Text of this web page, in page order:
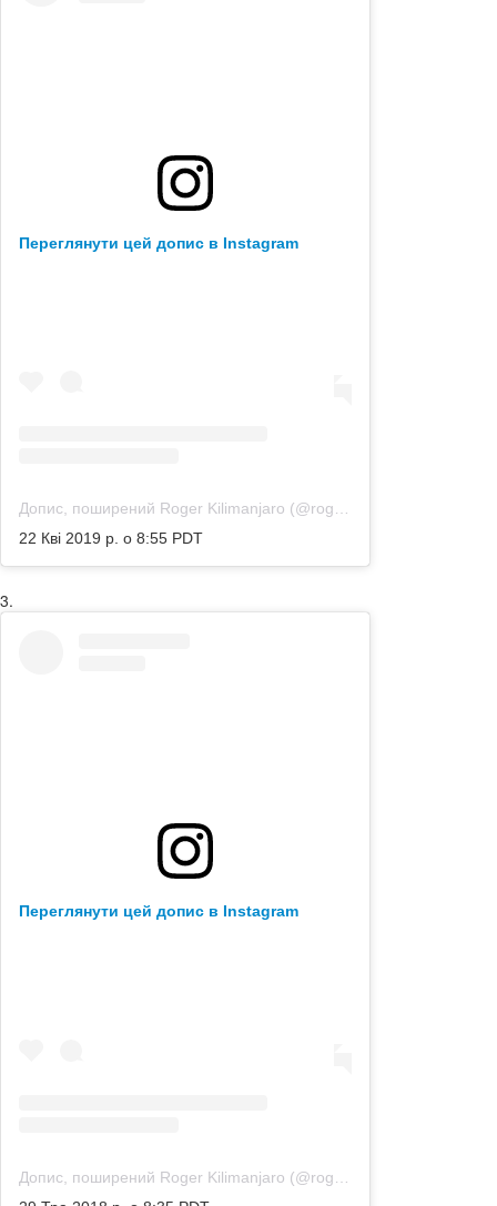
Переглянути цей допис в Instagram
Допис, поширений Roger Kilimanjaro (@rogerkilimanjaro)
22 Кві 2019 р. о 8:55 PDT
3.
Переглянути цей допис в Instagram